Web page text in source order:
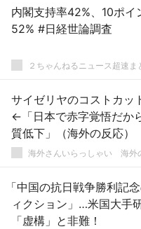
内閣支持率42%、10ポイ
52% #日経世論調査
２ちゃんねるニュース超速ま
サイゼリヤのコストカッ
←「日本で赤字覚悟だか
質低下」（海外の反応）
海外さんいらっしゃい 海外
「中国の抗日戦争勝利記
ィクション」…米国大手
「虚構」と非難！